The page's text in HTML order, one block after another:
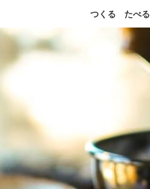
つくる たべる